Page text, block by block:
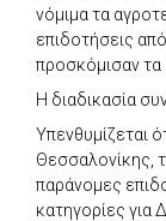
νόμιμα τα
επιδοτήσεις
προσκόμισαν τα
Η διαδικασία
Υπενθυμίζεται
Θεσσαλονίκης,
παράνομες
κατηγορίες για